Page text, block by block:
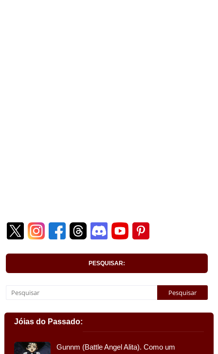
PESQUISAR:
Jóias do Passado:
Gunnm (Battle Angel Alita). Como um